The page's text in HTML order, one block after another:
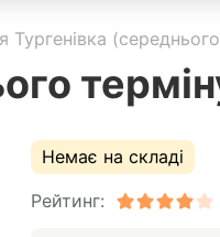
Тургенівка
Немає на складі
Рейтинг: